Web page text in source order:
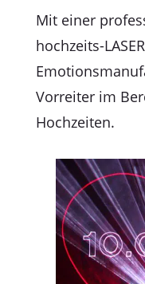
Mit einer
hochzeits-
Vorreiter im
Hochzeiten.